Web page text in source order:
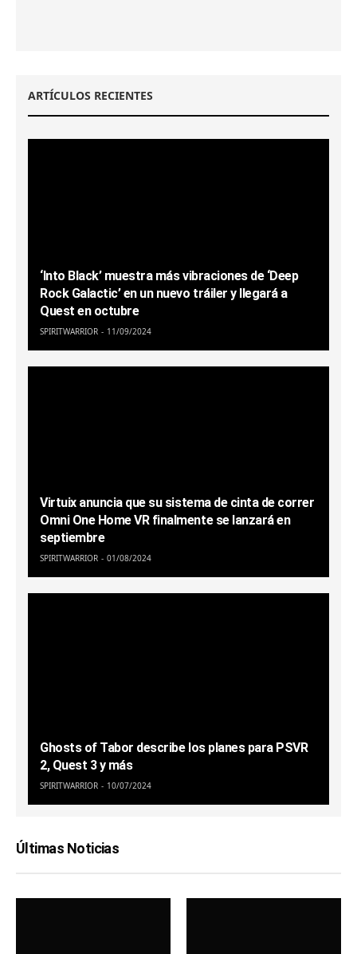
ARTÍCULOS RECIENTES
‘Into Black’ muestra más vibraciones de ‘Deep
Rock Galactic’ en un nuevo tráiler y llegará a
Quest en octubre
SPIRITWARRIOR 11/09/2024
Virtuix anuncia que su sistema de cinta de correr
Omni One Home VR finalmente se lanzará en
septiembre
SPIRITWARRIOR 01/08/2024
Ghosts of Tabor describe los planes para PSVR
2, Quest 3 y más
SPIRITWARRIOR 10/07/2024
Últimas Noticias